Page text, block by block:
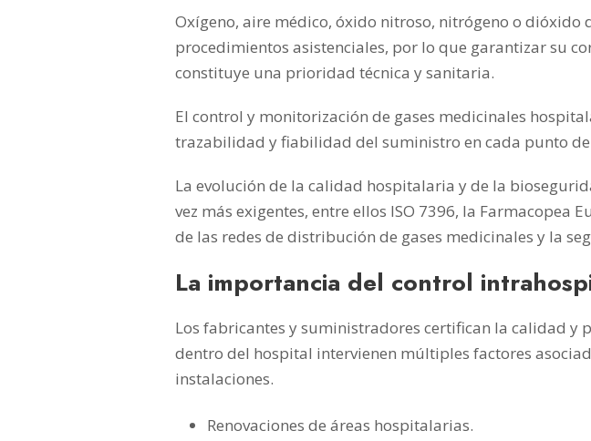
Oxígeno, aire médico, óxido nitroso, nitrógeno o dióxido
procedimientos asistenciales, por lo que garantizar su
constituye una prioridad técnica y sanitaria.
El control y monitorización de gases medicinales
trazabilidad y fiabilidad del suministro en cada punto
La evolución de la calidad hospitalaria y de la
vez más exigentes, entre ellos ISO 7396, la Farmacopea
de las redes de distribución de gases medicinales y la
La importancia del control
Los fabricantes y suministradores certifican la calidad y
dentro del hospital intervienen múltiples factores
instalaciones.
Renovaciones de áreas hospitalarias.